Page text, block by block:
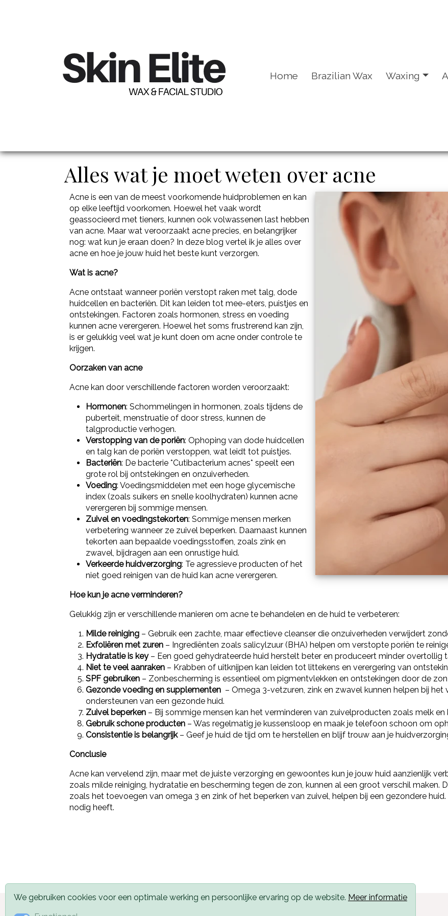
Home Brazilian Wax Waxing
Alles wat je moet weten over acne
Acne is een van de meest voorkomende huidproblemen en kan
op elke leeftijd voorkomen. Hoewel het vaak wordt
geassocieerd met tieners, kunnen ook volwassenen last hebben
van acne. Maar wat veroorzaakt acne precies, en belangrijker
nog: wat kun je eraan doen? In deze blog vertel ik je alles over
acne en hoe je jouw huid het beste kunt verzorgen.
Wat is acne?
Acne ontstaat wanneer poriën verstopt raken met talg, dode
huidcellen en bacteriën. Dit kan leiden tot mee-eters, puistjes en
ontstekingen. Factoren zoals hormonen, stress en voeding
kunnen acne verergeren. Hoewel het soms frustrerend kan zijn,
is er gelukkig veel wat je kunt doen om acne onder controle te
krijgen.
Oorzaken van acne
Acne kan door verschillende factoren worden veroorzaakt:
Hormonen: Schommelingen in hormonen, zoals tijdens de
puberteit, menstruatie of door stress, kunnen de
talgproductie verhogen.
Verstopping van de poriën: Ophoping van dode huidcellen
en talg kan de poriën verstoppen, wat leidt tot puistjes.
Bacteriën: De bacterie *Cutibacterium acnes* speelt een
grote rol bij ontstekingen en onzuiverheden.
Voeding: Voedingsmiddelen met een hoge glycemische
index (zoals suikers en snelle koolhydraten) kunnen acne
verergeren bij sommige mensen.
Zuivel en voedingstekorten: Sommige mensen merken
verbetering wanneer ze zuivel beperken. Daarnaast kunnen
tekorten aan bepaalde voedingsstoffen, zoals zink en
zwavel, bijdragen aan een onrustige huid.
Verkeerde huidverzorging: Te agressieve producten of het
niet goed reinigen van de huid kan acne verergeren.
Hoe kun je acne verminderen?
Gelukkig zijn er verschillende manieren om acne te behandelen en de huid te verbeteren:
Milde reiniging – Gebruik een zachte, maar effectieve cleanser die onzuiverheden verwijdert
Exfoliëren met zuren – Ingrediënten zoals salicylzuur (BHA) helpen om verstopte poriën te
Hydratatie is key – Een goed gehydrateerde huid herstelt beter en produceert minder overtollig
Niet te veel aanraken – Krabben of uitknijpen kan leiden tot littekens en verergering van
SPF gebruiken – Zonbescherming is essentieel om pigmentvlekken en ontstekingen door de
Gezonde voeding en supplementen – Omega 3-vetzuren, zink en zwavel kunnen helpen bij
ondersteunen van een gezonde huid.
Zuivel beperken – Bij sommige mensen kan het verminderen van zuivelproducten zoals melk en
Gebruik schone producten – Was regelmatig je kussensloop en maak je telefoon schoon om
Consistentie is belangrijk– Geef je huid de tijd om te herstellen en blijf trouw aan je
Conclusie
Acne kan vervelend zijn, maar met de juiste verzorging en gewoontes kun je jouw huid aanzienlijk
zoals milde reiniging, hydratatie en bescherming tegen de zon, kunnen al een groot verschil maken.
zoals het toevoegen van omega 3 en zink of het beperken van zuivel, helpen bij een gezondere
nodig heeft.
We gebruiken cookies voor een optimale werking en persoonlijke ervaring op de website. Meer informatie